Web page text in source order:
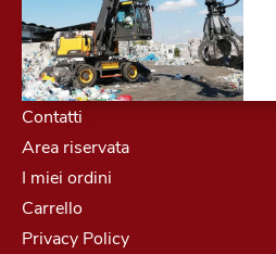
Contatti
Area riservata
I miei ordini
Carrello
Privacy Policy